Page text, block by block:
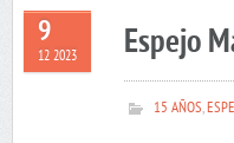
9
12 2023 Espejo
15 AÑOS,